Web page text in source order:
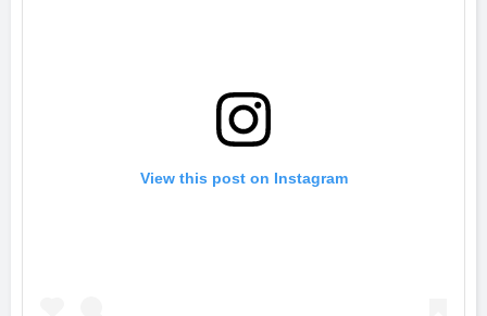
View this post on Instagram